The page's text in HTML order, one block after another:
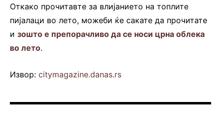
Откако прочитавте за влијанието на топлите
пијалаци во лето, можеби ќе сакате да прочитате
и зошто е препорачливо да се носи црна облека
во лето.
Извор: citymagazine.danas.rs